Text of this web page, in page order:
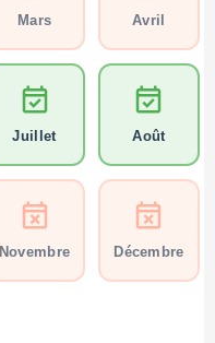
Mars Avril
Juillet Août
Novembre Décembre